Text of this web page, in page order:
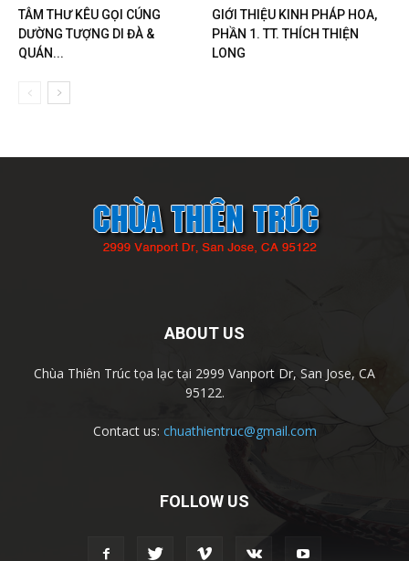
TÂM THƯ KÊU GỌI CÚNG
DƯỜNG TƯỢNG DI ĐÀ &
QUÁN...
GIỚI THIỆU KINH PHÁP HOA,
PHẦN 1. TT. THÍCH THIỆN
LONG
ABOUT US
Chùa Thiên Trúc tọa lạc tại 2999 Vanport Dr, San Jose, CA
95122.
Contact us: chuathientruc@gmail.com
FOLLOW US